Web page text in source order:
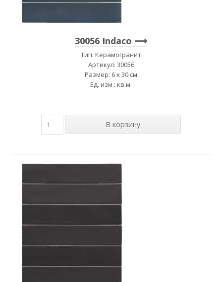
30056 Indaco
Тип: Керамогранит
Артикул: 30056
Размер: 6 x 30 см
Ед. изм.: кв.м.